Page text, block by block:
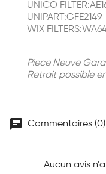
UNICO
WIX
Piece Neuve
Retrait possible
chat Commentaires (0)
Aucun avis